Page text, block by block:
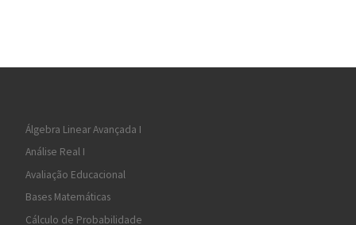
Álgebra Linear Avançada I
Análise Real I
Avaliação Educacional
Bases Matemáticas
Cálculo de Probabilidade